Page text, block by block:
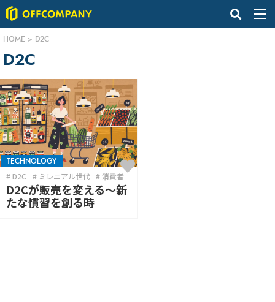
HOME > D2C
D2C
TECHNOLOGY
D2C ミレニアル世代 消費者
D2Cが販売を変える〜新
たな慣習を創る時